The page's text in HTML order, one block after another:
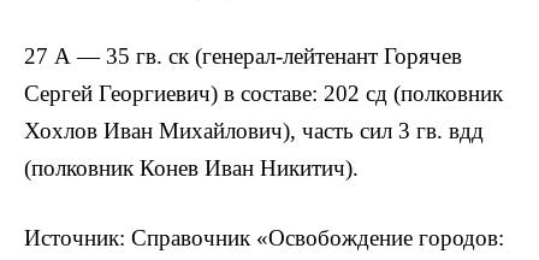
27 А — 35 гв. ск (генерал-лейтенант Горячев
Сергей Георгиевич) в составе: 202 сд (полковник
Хохлов Иван Михайлович), часть сил 3 гв. вдд
(полковник Конев Иван Никитич).
Источник: Справочник «Освобождение городов: